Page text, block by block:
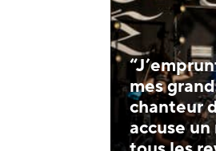
mes
chanteur
accuse